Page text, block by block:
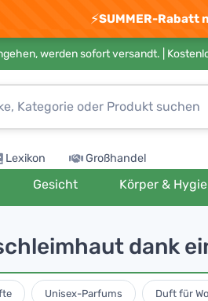
⚡SUMMER-Rabatt
werden sofort versandt. |
Lexikon Großhandel
Gesicht Körper &
dank
Unisex-Parfums Duft für